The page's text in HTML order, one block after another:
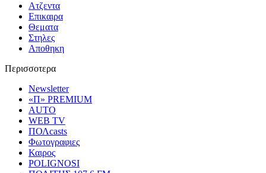
Ατζεντα
Επικαιρα
Θεματα
Στηλες
Αποθηκη
Περισσοτερα
Newsletter
«Π» PREMIUM
AUTO
WEB TV
ΠΟΛcasts
Φωτογραφιες
Καιρος
POLIGNOSI